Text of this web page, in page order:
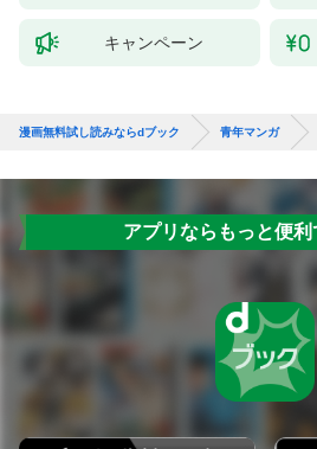
キャンペーン
漫画無料試し読みならdブック 青年マンガ
アプリならもっと便利